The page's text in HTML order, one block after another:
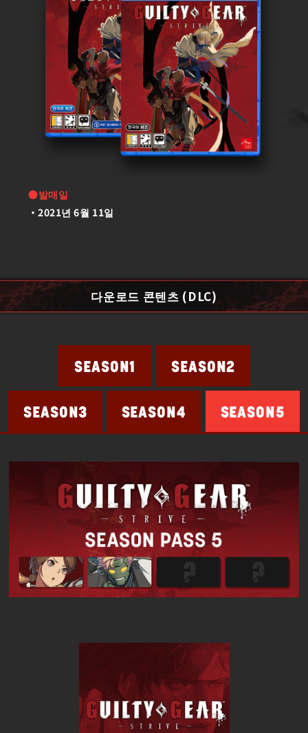
●발매일
2021년 6월 11일
다운로드 콘텐츠 (DLC)
SEASON5
SEASON4
SEASON3
SEASON2
SEASON1